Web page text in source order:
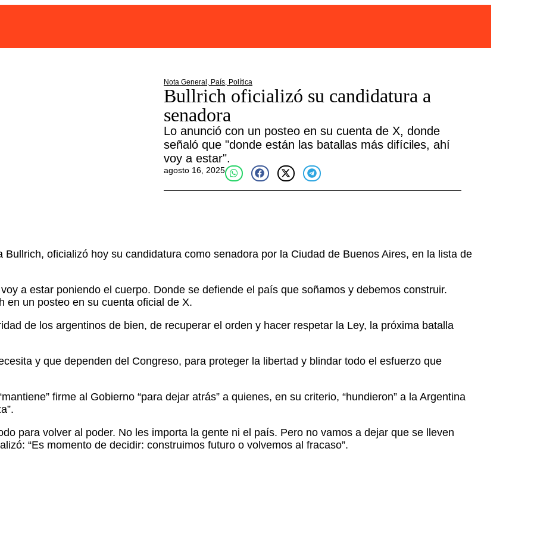
Nota General País Política
Bullrich oficializó su candidatura a
senadora
Lo anunció con un posteo en su cuenta de X, donde
señaló que "donde están las batallas más difíciles, ahí
voy a estar".
agosto 16, 2025
Bullrich, oficializó hoy su candidatura como senadora por la Ciudad de Buenos Aires, en la lista de
a estar poniendo el cuerpo. Donde se defiende el país que soñamos y debemos construir.
en un posteo en su cuenta oficial de X.
de los argentinos de bien, de recuperar el orden y hacer respetar la Ley, la próxima batalla
y que dependen del Congreso, para proteger la libertad y blindar todo el esfuerzo que
firme al Gobierno “para dejar atrás” a quienes, en su criterio, “hundieron” a la Argentina
para volver al poder. No les importa la gente ni el país. Pero no vamos a dejar que se lleven
“Es momento de decidir: construimos futuro o volvemos al fracaso”.